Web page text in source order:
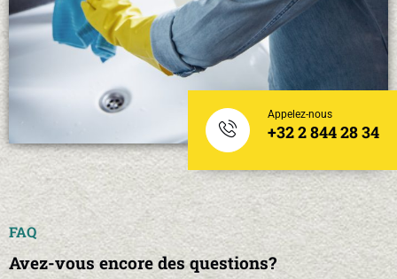
Appelez-nous
+32 2 844 28 34
FAQ
Avez-vous encore des questions?